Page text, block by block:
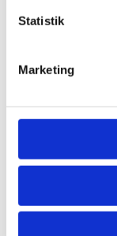
Statistik
Marketing
Du kan til enhver
Ligeledes hvis